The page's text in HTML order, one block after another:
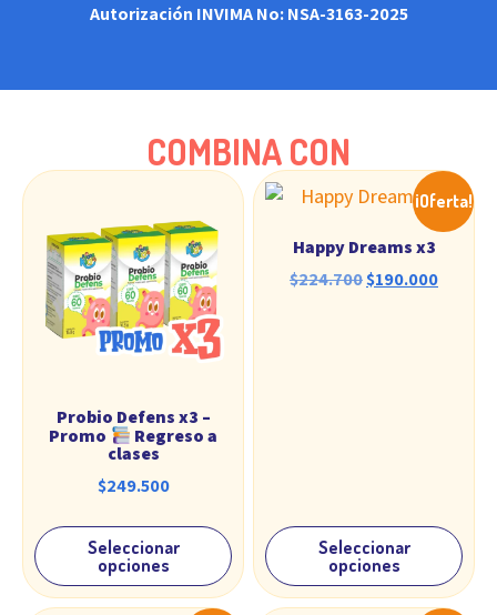
Autorización INVIMA No: NSA-3163-2025
COMBINA CON
Probio Defens x3 –
Promo
Regreso a
clases
$249.500
Seleccionar
opciones
¡Oferta!
Happy Dreams x3
$224.700$190.000
Seleccionar
opciones